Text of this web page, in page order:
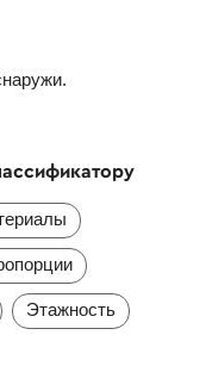
Этажность